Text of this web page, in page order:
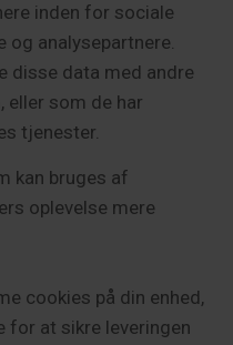
inden for sociale
og analysepartnere.
disse data med andre
eller som de har
tjenester.
kan bruges af
oplevelse mere
cookies på din enhed,
for at sikre leveringen